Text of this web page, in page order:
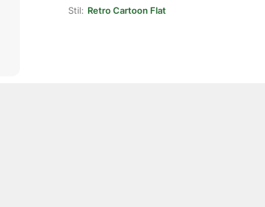
Stil: Retro Cartoon Flat